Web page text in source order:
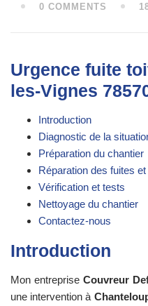
0 COMMENTS
Urgence fuite
les-Vignes
Introduction
Diagnostic de la
Préparation du chantier
Réparation des fuites
Vérification et tests
Nettoyage du chantier
Contactez-nous
Introduction
Mon entreprise Couvreur
une intervention à